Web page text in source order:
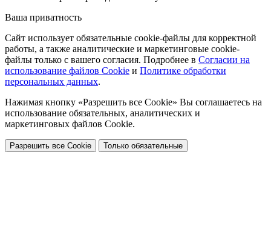
Ваша приватность
Сайт использует обязательные cookie-файлы для корректной
работы, а также аналитические и маркетинговые cookie-
файлы только с вашего согласия. Подробнее в Согласии на
использование файлов Cookie и Политике обработки
персональных данных.
Нажимая кнопку «Разрешить все Cookie» Вы соглашаетесь на
использование обязательных, аналитических и
маркетинговых файлов Cookie.
Разрешить все Cookie Только обязательные